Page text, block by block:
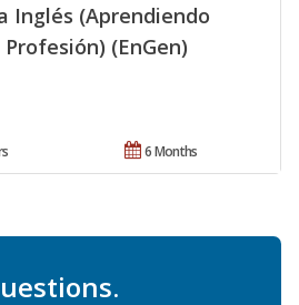
Inglés (Aprendiendo
(EnGen)
6 Months